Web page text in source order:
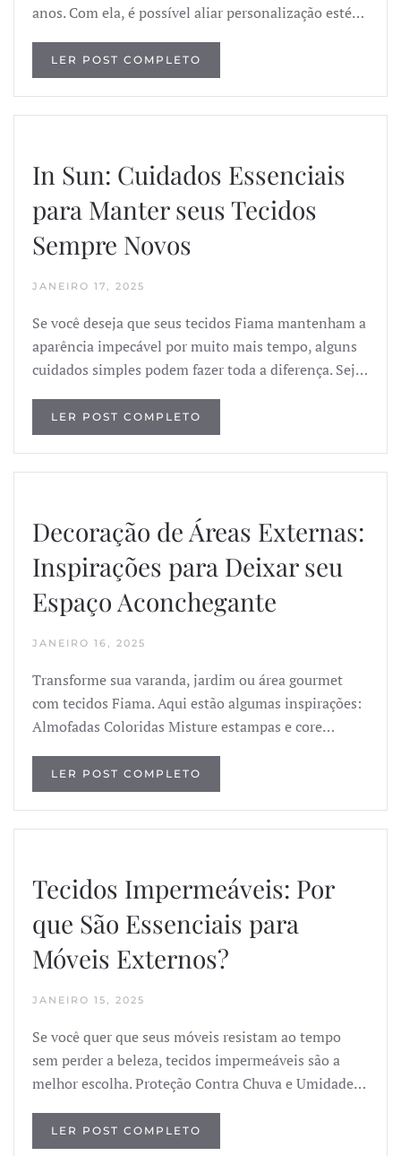
anos. Com ela, é possível aliar personalização esté…
LER POST COMPLETO
In Sun: Cuidados Essenciais
para Manter seus Tecidos
Sempre Novos
JANEIRO 17, 2025
Se você deseja que seus tecidos Fiama mantenham a
aparência impecável por muito mais tempo, alguns
cuidados simples podem fazer toda a diferença. Sej…
LER POST COMPLETO
Decoração de Áreas Externas:
Inspirações para Deixar seu
Espaço Aconchegante
JANEIRO 16, 2025
Transforme sua varanda, jardim ou área gourmet
com tecidos Fiama. Aqui estão algumas inspirações:
Almofadas Coloridas Misture estampas e core…
LER POST COMPLETO
Tecidos Impermeáveis: Por
que São Essenciais para
Móveis Externos?
JANEIRO 15, 2025
Se você quer que seus móveis resistam ao tempo
sem perder a beleza, tecidos impermeáveis são a
melhor escolha. Proteção Contra Chuva e Umidade…
LER POST COMPLETO